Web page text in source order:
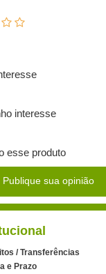
interesse
esse produto
Publique sua opinião
/ Transferências
e Prazo